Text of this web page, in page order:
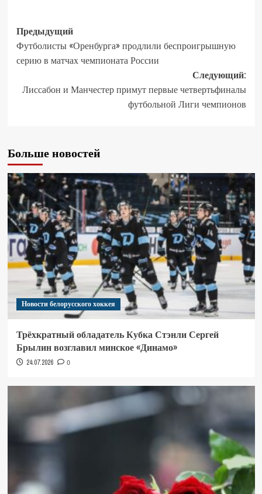
Предыдущий
Футболисты «Оренбурга» продлили беспроигрышную
серию в матчах чемпионата России
Следующий:
Лиссабон и Манчестер примут первые четвертьфиналы
футбольной Лиги чемпионов
Больше новостей
Новости белорусского хоккея
Трёхкратный обладатель Кубка Стэнли Сергей
Брылин возглавил минское «Динамо»
24.07.2026 0